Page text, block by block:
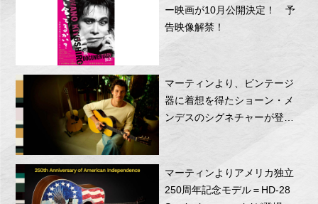
ー映画が10月公開決定！ 予
告映像解禁！
マーティンより、ビンテージ
器に着想を得たショーン・メ
ンデスのシグネチャーが登
マーティンよりアメリカ独立
250周年記念モデル＝HD-28